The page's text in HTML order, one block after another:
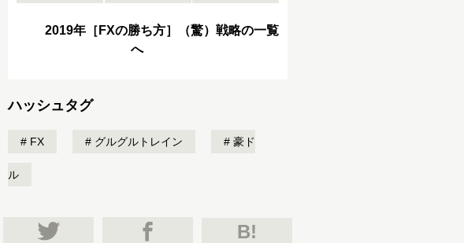
2019年［FXの勝ち方］（驚）戦略の一覧
へ
ハッシュタグ
FX グルグルトレイン 豪ド
ル
B!